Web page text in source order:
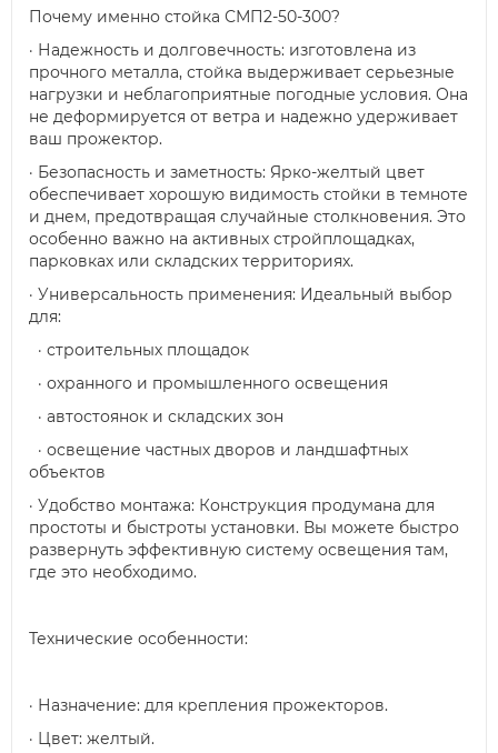
Почему именно стойка СМП2-50-300?
· Надежность и долговечность: изготовлена ​​из
прочного металла, стойка выдерживает серьезные
нагрузки и неблагоприятные погодные условия. Она
не деформируется от ветра и надежно удерживает
ваш прожектор.
· Безопасность и заметность: Ярко-желтый цвет
обеспечивает хорошую видимость стойки в темноте
и днем, предотвращая случайные столкновения. Это
особенно важно на активных стройплощадках,
парковках или складских территориях.
· Универсальность применения: Идеальный выбор
для:
· строительных площадок
· охранного и промышленного освещения
· автостоянок и складских зон
· освещение частных дворов и ландшафтных
объектов
· Удобство монтажа: Конструкция продумана для
простоты и быстроты установки. Вы можете быстро
развернуть эффективную систему освещения там,
где это необходимо.
Технические особенности:
· Назначение: для крепления прожекторов.
· Цвет: желтый.